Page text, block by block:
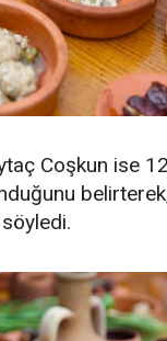
Coşkun ise 12